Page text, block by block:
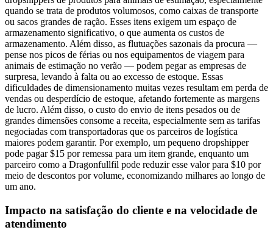
quando se trata de produtos volumosos, como caixas de transporte
ou sacos grandes de ração. Esses itens exigem um espaço de
armazenamento significativo, o que aumenta os custos de
armazenamento. Além disso, as flutuações sazonais da procura —
pense nos picos de férias ou nos equipamentos de viagem para
animais de estimação no verão — podem pegar as empresas de
surpresa, levando à falta ou ao excesso de estoque. Essas
dificuldades de dimensionamento muitas vezes resultam em perda de
vendas ou desperdício de estoque, afetando fortemente as margens
de lucro. Além disso, o custo do envio de itens pesados ou de
grandes dimensões consome a receita, especialmente sem as tarifas
negociadas com transportadoras que os parceiros de logística
maiores podem garantir. Por exemplo, um pequeno dropshipper
pode pagar $15 por remessa para um item grande, enquanto um
parceiro como a Dragonfullfil pode reduzir esse valor para $10 por
meio de descontos por volume, economizando milhares ao longo de
um ano.
Impacto na satisfação do cliente e na velocidade de
atendimento